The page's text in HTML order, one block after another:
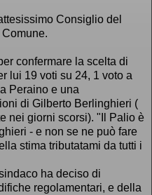
Consiglio del
confermare la scelta di
lui 19 voti su 24, 1 voto a
Peraino e una
di Gilberto Berlinghieri (
nei giorni scorsi). "Il Palio è
- e non se ne può fare
stima tributatami da tutti i
ha deciso di
regolamentari, e della